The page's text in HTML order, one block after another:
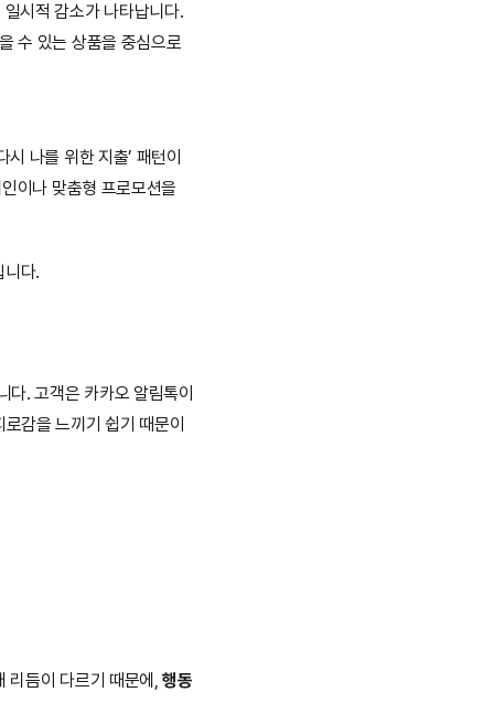
시적 감소가 나타납니다.
수 있는 상품을 중심으로
나를 위한 지출’ 패턴이
이나 맞춤형 프로모션을
니다.
. 고객은 카카오 알림톡이
감을 느끼기 쉽기 때문이
리듬이 다르기 때문에, 행동